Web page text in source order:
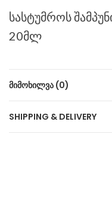
სასტუმროს
20მლ
ᲛᲘᲛᲝᲮᲘᲚᲕᲐ (0)
SHIPPING & DELIVERY